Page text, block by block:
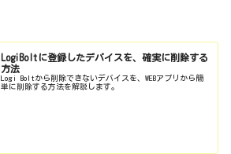
LogiBoltに登録したデバイスを、確実に削除する
方法
Logi Boltから削除できないデバイスを、WEBアプリから簡
単に削除する方法を解説します。